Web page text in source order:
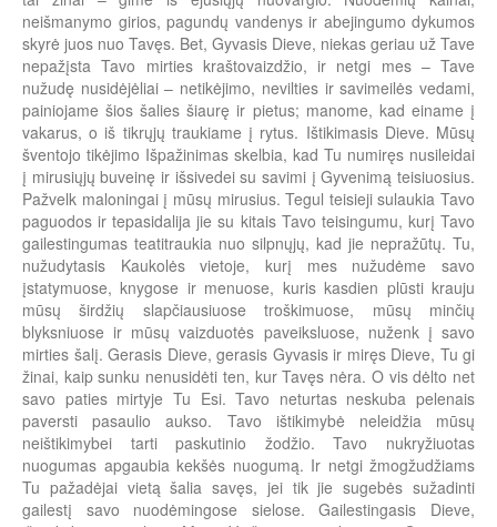
neišmanymo girios, pagundų vandenys ir abejingumo dykumos
skyrė juos nuo Tavęs. Bet, Gyvasis Dieve, niekas geriau už Tave
nepažįsta Tavo mirties kraštovaizdžio, ir netgi mes – Tave
nužudę nusidėjėliai – netikėjimo, nevilties ir savimeilės vedami,
painiojame šios šalies šiaurę ir pietus; manome, kad einame į
vakarus, o iš tikrųjų traukiame į rytus. Ištikimasis Dieve. Mūsų
šventojo tikėjimo Išpažinimas skelbia, kad Tu numiręs nusileidai
į mirusiųjų buveinę ir išsivedei su savimi į Gyvenimą teisiuosius.
Pažvelk maloningai į mūsų mirusius. Tegul teisieji sulaukia Tavo
paguodos ir tepasidalija jie su kitais Tavo teisingumu, kurį Tavo
gailestingumas teatitraukia nuo silpnųjų, kad jie nepražūtų. Tu,
nužudytasis Kaukolės vietoje, kurį mes nužudėme savo
įstatymuose, knygose ir menuose, kuris kasdien plūsti krauju
mūsų širdžių slapčiausiuose troškimuose, mūsų minčių
blyksniuose ir mūsų vaizduotės paveiksluose, nuženk į savo
mirties šalį. Gerasis Dieve, gerasis Gyvasis ir miręs Dieve, Tu gi
žinai, kaip sunku nenusidėti ten, kur Tavęs nėra. O vis dėlto net
savo paties mirtyje Tu Esi. Tavo neturtas neskuba pelenais
paversti pasaulio aukso. Tavo ištikimybė neleidžia mūsų
neištikimybei tarti paskutinio žodžio. Tavo nukryžiuotas
nuogumas apgaubia kekšės nuogumą. Ir netgi žmogžudžiams
Tu pažadėjai vietą šalia savęs, jei tik jie sugebės sužadinti
gailestį savo nuodėmingose sielose. Gailestingasis Dieve,